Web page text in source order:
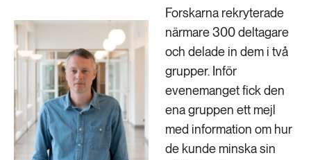
Forskarna rekryterade
närmare 300 deltagare
och delade in dem i två
grupper. Inför
evenemanget fick den
ena gruppen ett mejl
med information om hur
de kunde minska sin